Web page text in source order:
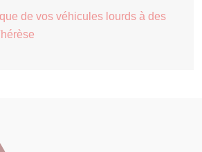
de vos véhicules lourds à des